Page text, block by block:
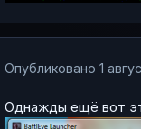
Опубликовано 1
Однажды ещё вот